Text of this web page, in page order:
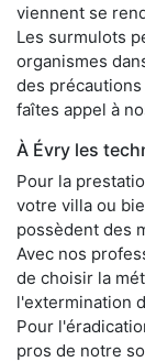
viennent se
Les surmulots
organismes
des
faîtes appel à
À Évry les
Pour la
votre villa ou
possèdent des
Avec nos
de choisir la
l'extermination
Pour
pros de notre